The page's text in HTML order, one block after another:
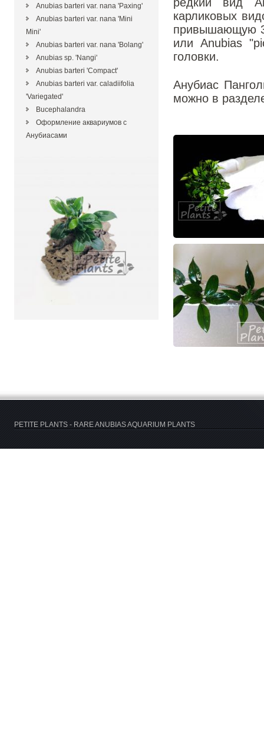
Anubias barteri var. nana 'Paxing'
Anubias barteri var. nana 'Mini
Mini'
Anubias barteri var. nana 'Bolang'
Anubias sp. 'Nangi'
Anubias barteri 'Compact'
Anubias barteri var. caladiifolia
'Variegated'
Bucephalandra
Оформление аквариумов с
Анубиасами
карликовых
привышающую
или Anubias
головки.
Анубиас
можно в
PETITE PLANTS - RARE ANUBIAS AQUARIUM PLANTS